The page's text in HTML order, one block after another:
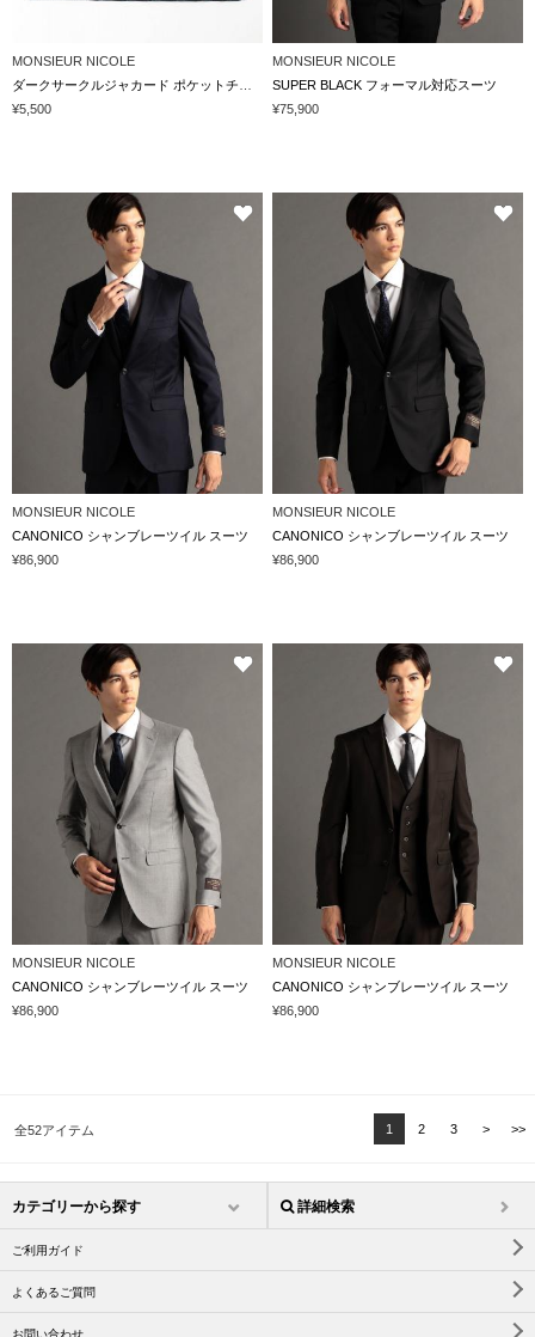
MONSIEUR NICOLE
¥5,500
MONSIEUR NICOLE
SUPER BLACK フォーマル対応スーツ
¥75,900
MONSIEUR NICOLE
CANONICO シャンブレーツイル スーツ
¥86,900
MONSIEUR NICOLE
CANONICO シャンブレーツイル スーツ
¥86,900
MONSIEUR NICOLE
CANONICO シャンブレーツイル スーツ
¥86,900
MONSIEUR NICOLE
CANONICO シャンブレーツイル スーツ
¥86,900
全52アイテム 1 2 3 > >>
カテゴリーから探す 詳細検索
ご利用ガイド
よくあるご質問
お問い合わせ